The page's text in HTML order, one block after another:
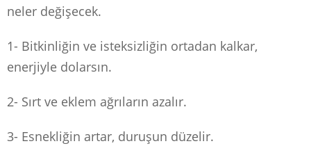
neler değişecek.
1- Bitkinliğin ve isteksizliğin ortadan kalkar,
enerjiyle dolarsın.
2- Sırt ve eklem ağrıların azalır.
3- Esnekliğin artar, duruşun düzelir.